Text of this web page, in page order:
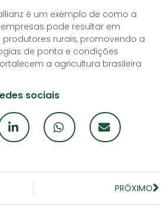
é um exemplo de como a
pode resultar em
rurais, promovendo a
de ponta e condições
a agricultura brasileira
sociais
PRÓXIMO